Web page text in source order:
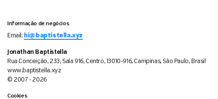
Informação de negócios
Email: hi@baptistella.xyz
Jonathan Baptistella
Rua Conceição, 233, Sala 916, Centro, 13010-916, Campinas, São Paulo, Brasil
www.baptistella.xyz
© 2007 - 2026
Cookies